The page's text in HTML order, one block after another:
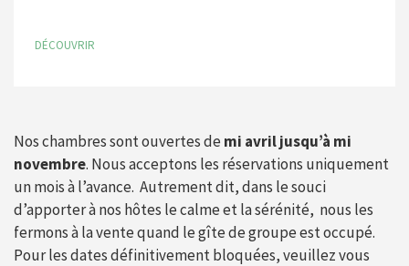
DÉCOUVRIR
Nos chambres sont ouvertes de mi avril jusqu’à mi
novembre. Nous acceptons les réservations uniquement
un mois à l’avance. Autrement dit, dans le souci
d’apporter à nos hôtes le calme et la sérénité, nous les
fermons à la vente quand le gîte de groupe est occupé.
Pour les dates définitivement bloquées, veuillez vous